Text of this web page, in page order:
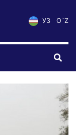
УЗ O`Z